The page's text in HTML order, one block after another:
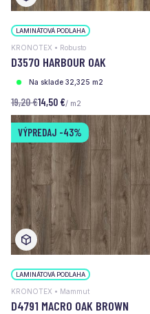
LAMINÁTOVÁ PODLAHA
KRONOTEX • Robusto
D3570 HARBOUR OAK
Na sklade 32,325 m2
19,20 €14,50 €/ m2
VÝPREDAJ -43%
LAMINÁTOVÁ PODLAHA
KRONOTEX • Mammut
D4791 MACRO OAK BROWN